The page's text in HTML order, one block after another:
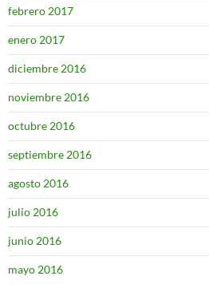
febrero 2017
enero 2017
diciembre 2016
noviembre 2016
octubre 2016
septiembre 2016
agosto 2016
julio 2016
junio 2016
mayo 2016